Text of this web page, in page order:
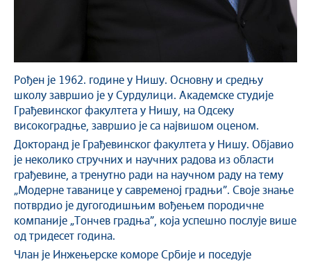
Рођен је 1962. године у Нишу. Основну и средњу
школу завршио је у Сурдулици. Академске студије
Грађевинског факултета у Нишу, на Одсеку
високоградње, завршио је са највишом оценом.
Докторанд је Грађевинског факултета у Нишу. Објавио
је неколико стручних и научних радова из области
грађевине, а тренутно ради на научном раду на тему
„Модерне таванице у савременој градњи”. Своје знање
потврдио је дугогодишњим вођењем породичне
компаније „Тончев градња”, која успешно послује више
од тридесет година.
Члан је Инжењерске коморе Србије и поседује